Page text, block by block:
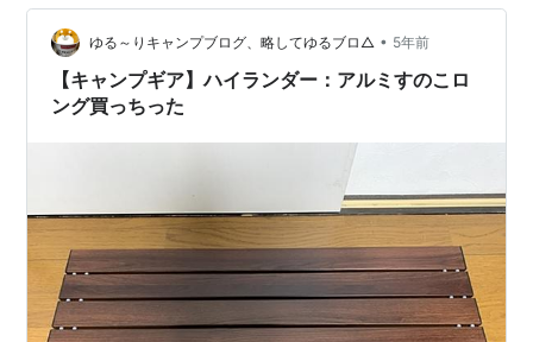
イプ ニオイは取れましたヽ(´ー`)ノ押入れの底面には今
まで「昔使ってた安価な三つ折りマットレス」の「一
面」のみにカットしたものを敷いてましたが、これが経
年劣化か少しニオイがしてた感じ。…
ゆる～りキャンプブログ、略してゆるブロ△ • 5年前
【キャンプギア】ハイランダー：アルミすのこロ
ング買っちった